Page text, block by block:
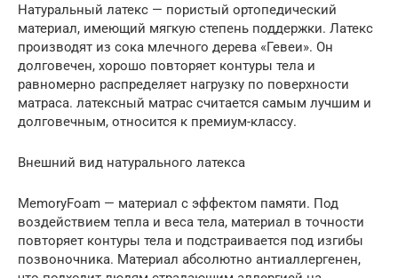
Натуральный латекс — пористый ортопедический
материал, имеющий мягкую степень поддержки. Латекс
производят из сока млечного дерева «Гевеи». Он
долговечен, хорошо повторяет контуры тела и
равномерно распределяет нагрузку по поверхности
матраса. латексный матрас считается самым лучшим и
долговечным, относится к премиум-классу.
Внешний вид натурального латекса
MemoryFoam — материал с эффектом памяти. Под
воздействием тепла и веса тела, материал в точности
повторяет контуры тела и подстраивается под изгибы
позвоночника. Материал абсолютно антиаллергенен,